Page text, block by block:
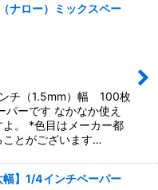
ナロー）ミックスペー
チ（1.5mm）幅 100枚
パーです なかなか使え
。 *色目はメーカー都
ことがございます…
】1/4インチペーパー